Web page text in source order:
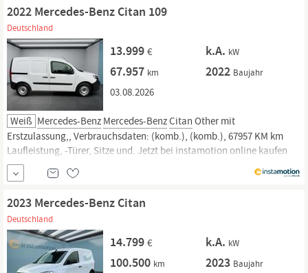
2022 Mercedes-Benz Citan 109
Deutschland
13.999 € k.A. kW
67.957 km 2022 Baujahr
03.08.2026
Weiß Mercedes-Benz Mercedes-BenzCitan Other mit
Erstzulassung,, Verbrauchsdaten: (komb.), (komb.), 67957 KM km
Laufleistung, -Türer, Sitze und. Jetzt bei instamotion online kaufen
oder günstig finanzieren. Nur geprüfte Fahrzeuge mit Garantie, 14
Tage Rückgaberecht und Lieferung vor die Haustür. Jetzt informieren!
2023 Mercedes-Benz Citan
Deutschland
14.799 € k.A. kW
100.500 km 2023 Baujahr